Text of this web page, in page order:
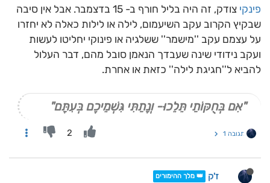
פינקי
צודק, זה היה בליל חורף ב- 15 בדצמבר. אבל אין סיבה
שבקיץ הקרוב עקב השיעמום, לילה או לילות כאלה לא יחזרו
על עצמם עקב ''מישמר'' ששלגיה או פינוקי יחליטו לעשות
ועקב נידודי שינה שעבדך הנאמן סובל מהם, דבר העלול
להביא ל''חגיגת לילה'' כזאת או אחרת.
"אִם בְּחֻקּוֹתַי תֵּלֵכוּ- וְנָתַתִּי גִּשְׁמֵיכֶם בְּעִתָּם"
תגובה 1 2
ז'ק 👑 מלך ההימורים